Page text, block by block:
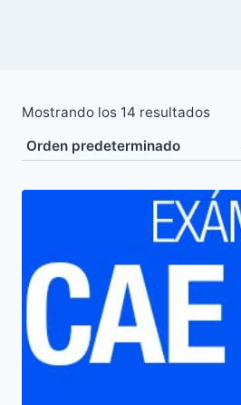
Mostrando los 14 resultados